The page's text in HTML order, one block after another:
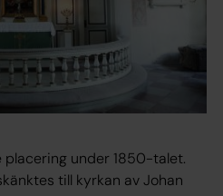
under 1850-talet.
till kyrkan av Johan